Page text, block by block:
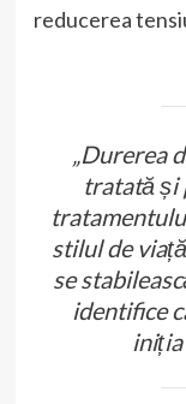
reducerea
„Durerea
tratată și
stilul de
se
identifice